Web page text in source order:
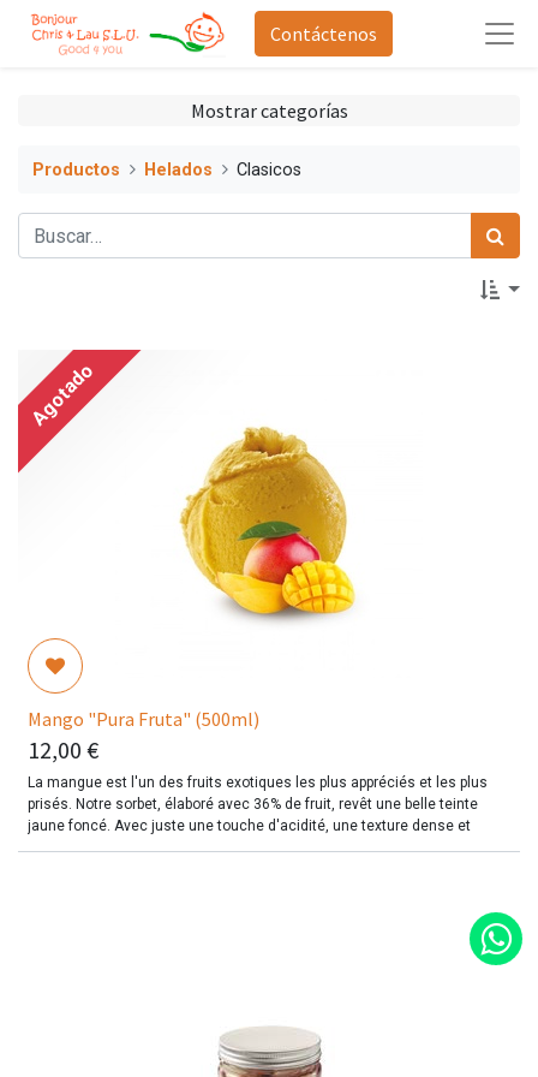
Contáctenos
Mostrar categorías
Productos Helados Clasicos
Mango "Pura Fruta" (500ml)
12,00 €
La mangue est l'un des fruits exotiques les plus appréciés et les plus
prisés. Notre sorbet, élaboré avec 36% de fruit, revêt une belle teinte
jaune foncé. Avec juste une touche d'acidité, une texture dense et
charnue qui est celle du fruit mûri à point, vous tomberez sous le
Agotado